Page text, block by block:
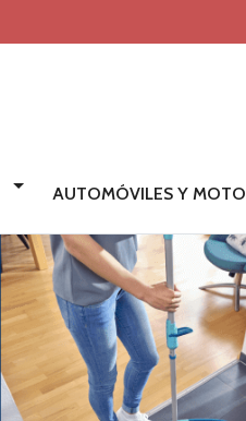
AUTOMÓVILES Y MOTO